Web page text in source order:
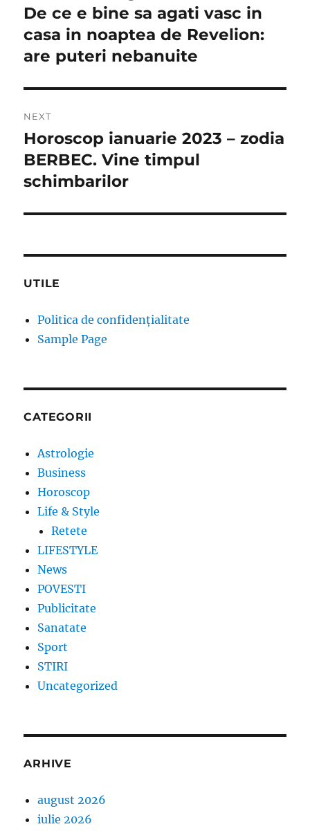
De ce e bine sa agati vasc in
casa in noaptea de Revelion:
are puteri nebanuite
NEXT
Next
post:
Horoscop ianuarie 2023 – zodia
BERBEC. Vine timpul
schimbarilor
UTILE
Politica de confidențialitate
Sample Page
CATEGORII
Astrologie
Business
Horoscop
Life & Style
Retete
LIFESTYLE
News
POVESTI
Publicitate
Sanatate
Sport
STIRI
Uncategorized
ARHIVE
august 2026
iulie 2026